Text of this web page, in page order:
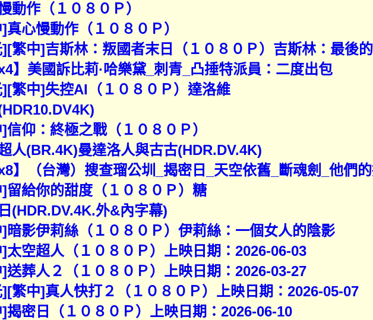
動作（１０８０Ｐ）
真心慢動作（１０８０Ｐ）
繁中]吉斯林：叛國者末日（１０８０Ｐ）吉斯林：最後
x4】美國訴比莉·哈樂黛_刺青_凸捶特派員：二度出包
繁中]失控AI（１０８０Ｐ）達洛維
信仰：終極之戰（１０８０Ｐ）
人(BR.4K)曼達洛人與古古(HDR.DV.4K)
x8】（台灣）搜查瑠公圳_揭密日_天空依舊_斷魂劍_他們
留給你的甜度（１０８０Ｐ）糖
(HDR.DV.4K.外&內字幕)
暗影伊莉絲（１０８０Ｐ）伊莉絲：一個女人的陰影
太空超人（１０８０Ｐ）上映日期：2026-06-03
送葬人２（１０８０Ｐ）上映日期：2026-03-27
繁中]真人快打２（１０８０Ｐ）上映日期：2026-05-07
揭密日（１０８０Ｐ）上映日期：2026-06-10